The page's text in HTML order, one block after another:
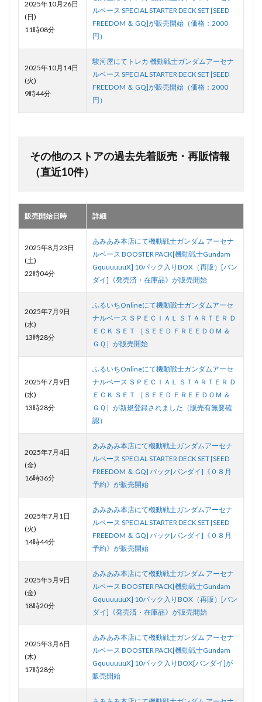
2025年10月26日
(日)
11時08分
ルベース SPECIAL STARTER DECK SET [SEED
FREEDOM ＆ GQ]が販売開始（価格：2000
円）
2025年10月14日
(火)
9時44分
駿河屋にてトレカ 機動戦士ガンダムアーセナ
ルベース SPECIAL STARTER DECK SET [SEED
FREEDOM ＆ GQ]が販売開始（価格：2000
円）
その他のストアの過去先着販売・再販情報
（直近10件）
販売開始日時 詳細
2025年8月23日
(土)
22時04分
あみあみ本店にて機動戦士ガンダム アーセナ
ルベース BOOSTER PACK[機動戦士Gundam
GquuuuuuX] 10パック入りBOX（再販）[バン
ダイ]《発売済・在庫品》が販売開始
2025年7月9日
(水)
13時28分
ふるいちOnlineにて機動戦士ガンダムアーセ
ナルベース ＳＰＥＣＩＡＬ ＳＴＡＲＴＥＲ Ｄ
ＥＣＫ ＳＥＴ ［ＳＥＥＤ ＦＲＥＥＤＯＭ ＆
ＧＱ］が販売開始
2025年7月9日
(水)
13時28分
ふるいちOnlineにて機動戦士ガンダムアーセ
ナルベース ＳＰＥＣＩＡＬ ＳＴＡＲＴＥＲ Ｄ
ＥＣＫ ＳＥＴ ［ＳＥＥＤ ＦＲＥＥＤＯＭ ＆
ＧＱ］が新規登録されました（販売有無要確
認）
2025年7月4日
(金)
16時36分
あみあみ本店にて機動戦士ガンダムアーセナ
ルベース SPECIAL STARTER DECK SET [SEED
FREEDOM ＆ GQ] パック[バンダイ]《０８月
予約》が販売開始
2025年7月1日
(火)
14時44分
あみあみ本店にて機動戦士ガンダムアーセナ
ルベース SPECIAL STARTER DECK SET [SEED
FREEDOM ＆ GQ] パック[バンダイ]《０８月
予約》が販売開始
2025年5月9日
(金)
18時20分
あみあみ本店にて機動戦士ガンダム アーセナ
ルベース BOOSTER PACK[機動戦士Gundam
GquuuuuuX] 10パック入りBOX（再販）[バン
ダイ]《発売済・在庫品》が販売開始
2025年3月6日
(木)
17時28分
あみあみ本店にて機動戦士ガンダム アーセナ
ルベース BOOSTER PACK[機動戦士Gundam
GquuuuuuX] 10パック入りBOX[バンダイ]が
販売開始